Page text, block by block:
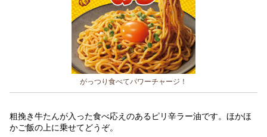
がっつり食べてパワーチャージ！
粗挽き牛たんが入った食べ応えのあるピリ辛ラー油です。ほかほ
かご飯の上に乗せてどうぞ。